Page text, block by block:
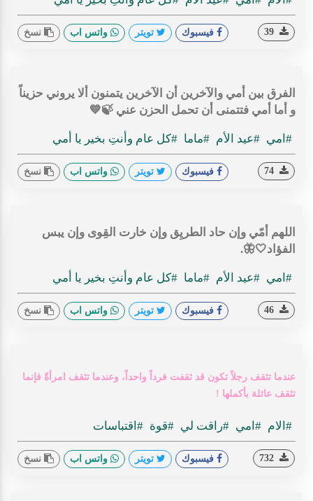
فيسبوك تويتر واتس اب نسخ
الفرق بين أمي والآخرين أن الآخرين يتمنون ألا يروني حزيناً
و أما أمي فتتمنى أن تحمل الحزن عني 🍃💙
#امي #عيد الأم #ماما #كل عام وأنتِ بخير يا أمي
فيسبوك تويتر واتس اب نسخ
اللهم أمّي وإن حاد الطريِق وإن خارت القِوى وإن يبس
الفؤاد🤍🦋.
#امي #عيد الأم #ماما #كل عام وأنتِ بخير يا أمي
فيسبوك تويتر واتس اب نسخ
عندما تثقف رجلاً تكون قد ثقفت فرداً واحداً، وعندما تثقف امرأةً فإنما
تثقف عائلة بأكملها !
#الام #امي #راقت لي #قوة #اقتباسات
فيسبوك تويتر واتس اب نسخ